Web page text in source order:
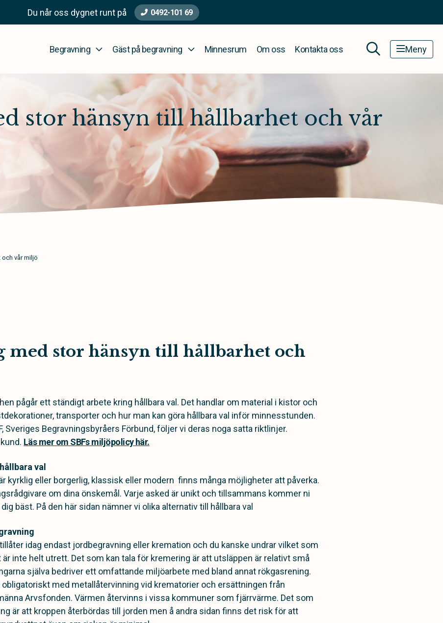
Du når oss dygnet runt på 0492-101 69
Begravning Gäst på begravning Minnesrum Om oss Kontakta oss Meny
stor hänsyn till hållbarhet och vår
och vår miljö
med stor hänsyn till hållbarhet och
pågår ett ständigt arbete kring hållbara val. Det handlar om material i kistor och
transporter och hur man kan göra hållbara val inför minnesstunden.
Sveriges Begravningsbyråers Förbund, följer vi deras noga satta riktlinjer.
Läs mer om SBFs miljöpolicy här.
val
kyrklig eller borgerlig, klassisk eller modern finns många möjligheter att påverka.
om dina önskemål. Varje asked är unikt och tillsammans kommer ni
bäst. På den här sidan nämner vi olika alternativ till hållbara val
idag endast jordbegravning eller kremation och du kanske undrar vilket som
inte helt utrett. Det som kan tala för kremering är att utsläppen är relativt små
själva bedriver ett omfattande miljöarbete med bland annat rökgasrening.
obligatoriskt med metallåtervinning vid krematorier och ersättningen från
Arvsfonden. Värmen återvinns i vissa kommuner som fjärrvärme. Det som
är att kroppen återbördas till jorden men å andra sidan finns det risk för att